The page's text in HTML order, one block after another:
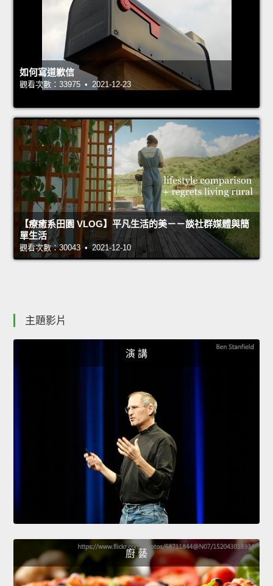
如何寫道歉信
觀看次數：33975 • 2021-12-23
【療癒系田園 VLOG】平凡生活的美－－談社群媒體與簡
單生活
觀看次數：30043 • 2021-12-10
主題影片
演 講
廚 藝